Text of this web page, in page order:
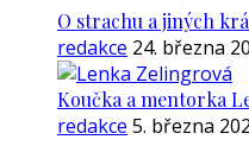
O strachu a jiných
redakce 24. března
Koučka a mentorka
redakce 5. března